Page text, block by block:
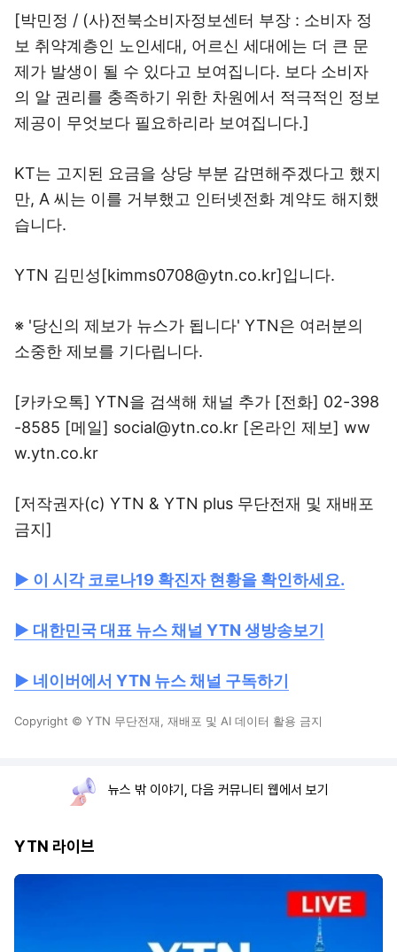
[박민정 / (사)전북소비자정보센터 부장 : 소비자 정
보 취약계층인 노인세대, 어르신 세대에는 더 큰 문
제가 발생이 될 수 있다고 보여집니다. 보다 소비자
의 알 권리를 충족하기 위한 차원에서 적극적인 정보
제공이 무엇보다 필요하리라 보여집니다.]
KT는 고지된 요금을 상당 부분 감면해주겠다고 했지
만, A 씨는 이를 거부했고 인터넷전화 계약도 해지했
습니다.
YTN 김민성[kimms0708@ytn.co.kr]입니다.
※ '당신의 제보가 뉴스가 됩니다' YTN은 여러분의
소중한 제보를 기다립니다.
[카카오톡] YTN을 검색해 채널 추가 [전화] 02-398
-8585 [메일] social@ytn.co.kr [온라인 제보] ww
w.ytn.co.kr
[저작권자(c) YTN & YTN plus 무단전재 및 재배포
금지]
▶ 이 시각 코로나19 확진자 현황을 확인하세요.
▶ 대한민국 대표 뉴스 채널 YTN 생방송보기
▶ 네이버에서 YTN 뉴스 채널 구독하기
Copyright © YTN 무단전재, 재배포 및 AI 데이터 활용 금지
뉴스 밖 이야기, 다음 커뮤니티 웹에서 보기
YTN 라이브